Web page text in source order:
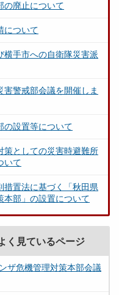
の廃止について
について
横手市への自衛隊災害派
警戒部会議を開催しま
の設置等について
策としての災害時避難所
いて
措置法に基づく「秋田県
本部」の設置について
く見ているページ
ザ危機管理対策本部会議